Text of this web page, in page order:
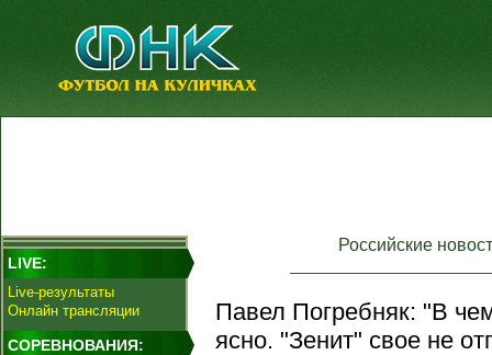
LIVE:
Live-результаты
Онлайн трансляции
СОРЕВНОВАНИЯ:
Российские
Павел Погребняк: "В
ясно. "Зенит" свое не